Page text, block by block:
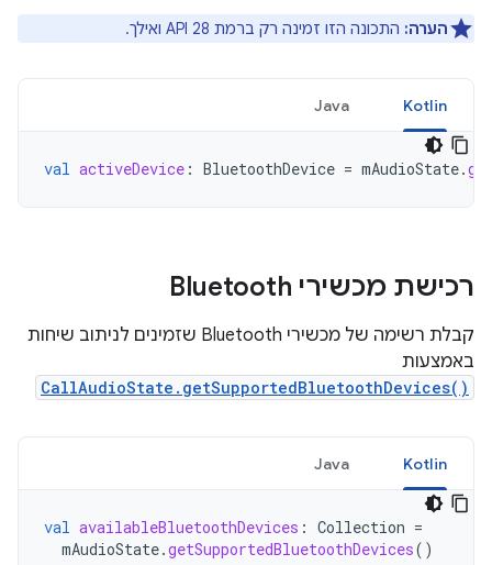
הערה: התכונה הזו זמינה רק ברמת API 28 ואילך.
Kotlin
Java
val activeDevice : BluetoothDevice = mAudioState.
רכישת מכשירי Bluetooth
קבלת רשימה של מכשירי Bluetooth שזמינים לניתוב שיחות
באמצעות
CallAudioState.getSupportedBluetoothDevices()
Kotlin
Java
val availableBluetoothDevices : Collection =
mAudioState.getSupportedBluetoothDevices()